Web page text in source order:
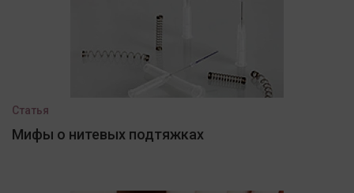
Статья
Мифы о нитевых подтяжках